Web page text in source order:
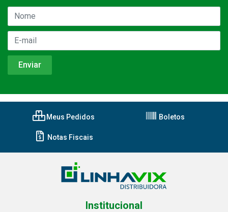
Meus Pedidos Boletos
Notas Fiscais
Institucional